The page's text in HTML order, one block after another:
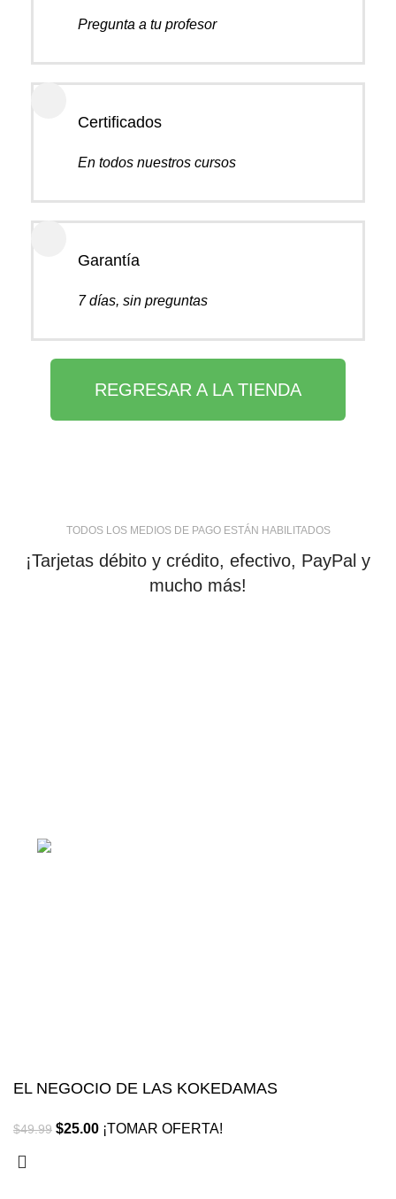
Pregunta a tu profesor
Certificados
En todos nuestros cursos
Garantía
7 días, sin preguntas
REGRESAR A LA TIENDA
TODOS LOS MEDIOS DE PAGO ESTÁN HABILITADOS
¡Tarjetas débito y crédito, efectivo, PayPal y
mucho más!
EL NEGOCIO DE LAS KOKEDAMAS
$49.99 $25.00 ¡TOMAR OFERTA!